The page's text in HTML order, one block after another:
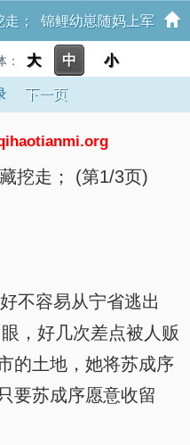
走； 锦鲤幼崽随妈上军
团宠
大 中 小
下一页
挖走； (第1/3页)
不容易从宁省逃出
，好几次差点被人贩
的土地，她将苏成序
要苏成序愿意收留